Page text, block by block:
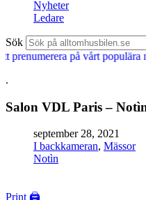
Nyheter
Ledare
Sök
på vårt populära
.
Salon VDL Paris –
september 28, 2021
I backkameran, Mässor
Notìn
Print 🖨